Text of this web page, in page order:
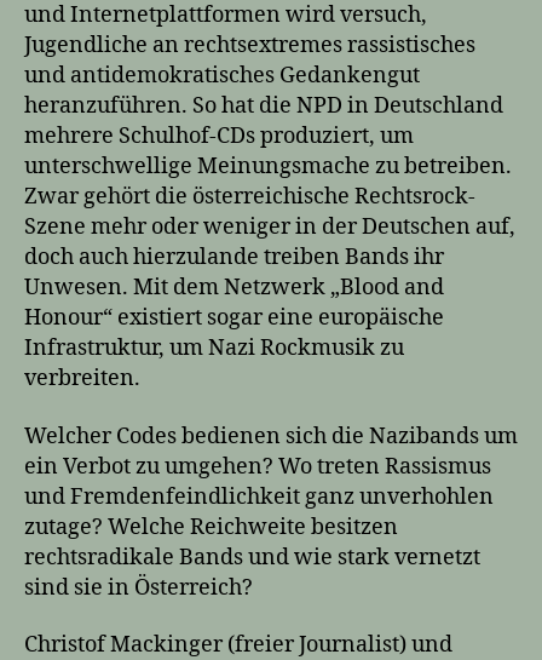
und Internetplattformen wird versuch,
Jugendliche an rechtsextremes rassistisches
und antidemokratisches Gedankengut
heranzuführen. So hat die NPD in Deutschland
mehrere Schulhof-CDs produziert, um
unterschwellige Meinungsmache zu betreiben.
Zwar gehört die österreichische Rechtsrock-
Szene mehr oder weniger in der Deutschen auf,
doch auch hierzulande treiben Bands ihr
Unwesen. Mit dem Netzwerk „Blood and
Honour“ existiert sogar eine europäische
Infrastruktur, um Nazi Rockmusik zu
verbreiten.
Welcher Codes bedienen sich die Nazibands um
ein Verbot zu umgehen? Wo treten Rassismus
und Fremdenfeindlichkeit ganz unverhohlen
zutage? Welche Reichweite besitzen
rechtsradikale Bands und wie stark vernetzt
sind sie in Österreich?
Christof Mackinger (freier Journalist) und